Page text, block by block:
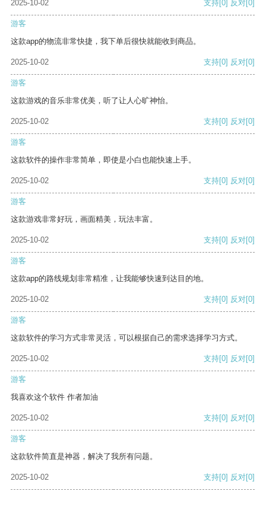
2025-10-02
支持[0] 反对[0]
游客
这款app的物流非常快捷，我下单后很快就能收到商品。
2025-10-02 支持[0] 反对[0]
游客
这款游戏的音乐非常优美，听了让人心旷神怡。
2025-10-02 支持[0] 反对[0]
游客
这款软件的操作非常简单，即使是小白也能快速上手。
2025-10-02 支持[0] 反对[0]
游客
这款游戏非常好玩，画面精美，玩法丰富。
2025-10-02 支持[0] 反对[0]
游客
这款app的路线规划非常精准，让我能够快速到达目的地。
2025-10-02 支持[0] 反对[0]
游客
这款软件的学习方式非常灵活，可以根据自己的需求选择学习方式。
2025-10-02 支持[0] 反对[0]
游客
我喜欢这个软件 作者加油
2025-10-02 支持[0] 反对[0]
游客
这款软件简直是神器，解决了我所有问题。
2025-10-02 支持[0] 反对[0]